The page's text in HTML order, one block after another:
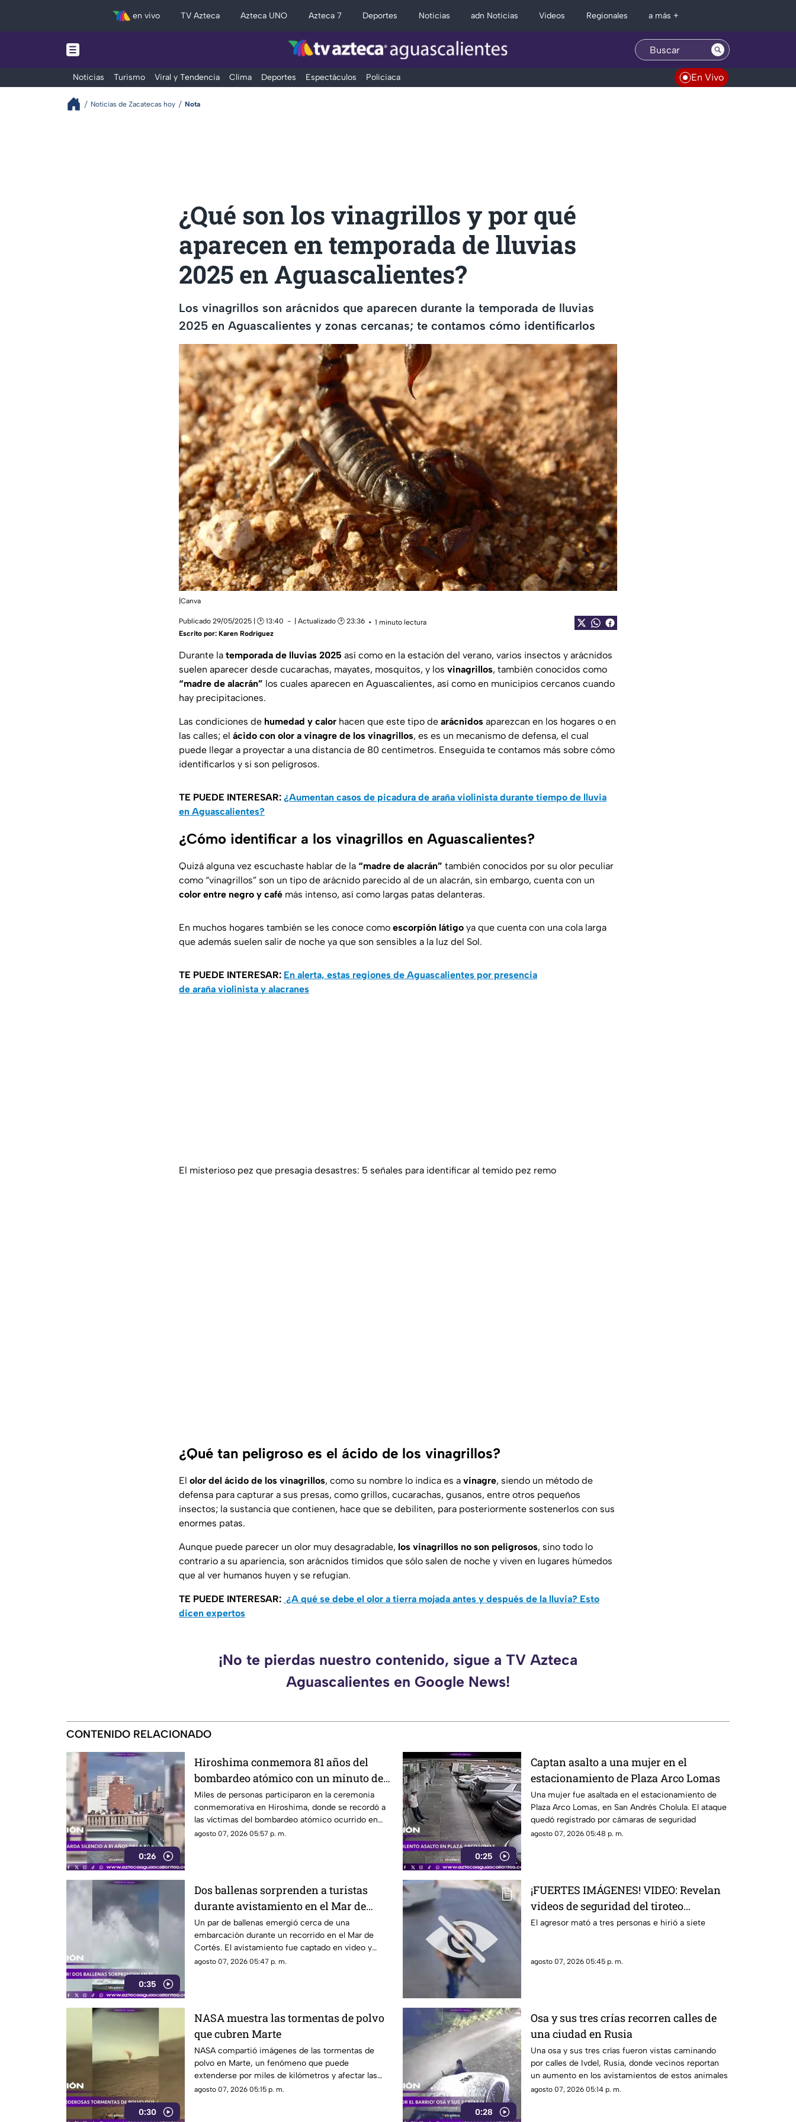
en vivo TV Azteca Azteca UNO Azteca 7 Deportes Noticias adn Noticias Videos Regionales a más +
Noticias Turismo Viral y Tendencia Clima Deportes Espectáculos Policiaca En Vivo
Noticias de Zacatecas hoy Nota
¿Qué son los vinagrillos y por qué
aparecen en temporada de lluvias
2025 en Aguascalientes?
Los vinagrillos son arácnidos que aparecen durante la temporada de lluvias
2025 en Aguascalientes y zonas cercanas; te contamos cómo identificarlos
|Canva
Publicado 29/05/2025 | 🕑 13:40 | Actualizado 🕑 23:36
1 minuto lectura
Escrito por: Karen Rodríguez
Durante la temporada de lluvias 2025 así como en la estación del verano, varios insectos y arácnidos
suelen aparecer desde cucarachas, mayates, mosquitos, y los vinagrillos, también conocidos como
“madre de alacrán” los cuales aparecen en Aguascalientes, así como en municipios cercanos cuando
hay precipitaciones.
Las condiciones de humedad y calor hacen que este tipo de arácnidos aparezcan en los hogares o en
las calles; el ácido con olor a vinagre de los vinagrillos, es es un mecanismo de defensa, el cual
puede llegar a proyectar a una distancia de 80 centímetros. Enseguida te contamos más sobre cómo
identificarlos y si son peligrosos.
TE PUEDE INTERESAR: ¿Aumentan casos de picadura de araña violinista durante tiempo de lluvia
en Aguascalientes?
¿Cómo identificar a los vinagrillos en Aguascalientes?
Quizá alguna vez escuchaste hablar de la “madre de alacrán” también conocidos por su olor peculiar
como “vinagrillos” son un tipo de arácnido parecido al de un alacrán, sin embargo, cuenta con un
color entre negro y café más intenso, así como largas patas delanteras.
En muchos hogares también se les conoce como escorpión látigo ya que cuenta con una cola larga
que además suelen salir de noche ya que son sensibles a la luz del Sol.
TE PUEDE INTERESAR: En alerta, estas regiones de Aguascalientes por presencia
de araña violinista y alacranes
El misterioso pez que presagia desastres: 5 señales para identificar al temido pez remo
¿Qué tan peligroso es el ácido de los vinagrillos?
El olor del ácido de los vinagrillos, como su nombre lo indica es a vinagre, siendo un método de
defensa para capturar a sus presas, como grillos, cucarachas, gusanos, entre otros pequeños
insectos; la sustancia que contienen, hace que se debiliten, para posteriormente sostenerlos con sus
enormes patas.
Aunque puede parecer un olor muy desagradable, los vinagrillos no son peligrosos, sino todo lo
contrario a su apariencia, son arácnidos tímidos que sólo salen de noche y viven en lugares húmedos
que al ver humanos huyen y se refugian.
TE PUEDE INTERESAR: ¿A qué se debe el olor a tierra mojada antes y después de la lluvia? Esto
dicen expertos
¡No te pierdas nuestro contenido, sigue a TV Azteca
Aguascalientes en Google News!
CONTENIDO RELACIONADO
0:26
Hiroshima conmemora 81 años del
bombardeo atómico con un minuto de
silencio
Miles de personas participaron en la ceremonia
conmemorativa en Hiroshima, donde se recordó a
las víctimas del bombardeo atómico ocurrido en
1945
agosto 07, 2026 05:57 p. m.
0:25
Captan asalto a una mujer en el
estacionamiento de Plaza Arco Lomas
Una mujer fue asaltada en el estacionamiento de
Plaza Arco Lomas, en San Andrés Cholula. El ataque
quedó registrado por cámaras de seguridad
agosto 07, 2026 05:48 p. m.
0:35
Dos ballenas sorprenden a turistas
durante avistamiento en el Mar de
Cortés
Un par de ballenas emergió cerca de una
embarcación durante un recorrido en el Mar de
Cortés. El avistamiento fue captado en video y
sorprendió a los visitantes.
agosto 07, 2026 05:47 p. m.
¡FUERTES IMÁGENES! VIDEO: Revelan
videos de seguridad del tiroteo
realizado en famosa cadena de
El agresor mató a tres personas e hirió a siete
agosto 07, 2026 05:45 p. m.
0:30
NASA muestra las tormentas de polvo
que cubren Marte
NASA compartió imágenes de las tormentas de
polvo en Marte, un fenómeno que puede
extenderse por miles de kilómetros y afectar las
misiones de exploración
agosto 07, 2026 05:15 p. m.
0:28
Osa y sus tres crías recorren calles de
una ciudad en Rusia
Una osa y sus tres crías fueron vistas caminando
por calles de Ivdel, Rusia, donde vecinos reportan
un aumento en los avistamientos de estos animales
agosto 07, 2026 05:14 p. m.